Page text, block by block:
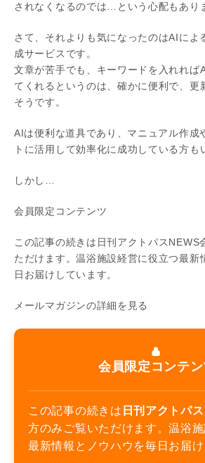
されなくなるのでは…という心配もあり
さて、それよりも気になったのはAIによ
成サービスです。
文章が苦手でも、キーワードを入れれば
てくれるというのは、確かに便利で、更
そうです。
AIは便利な道具であり、マニュアル作成
トに活用して効率化に成功している方も
しかし…
会員限定コンテンツ
この記事の続きは日刊アクトパスNEWS
ただけます。温浴施設経営に役立つ最新
日お届けしています。
メールマガジンの詳細を見る
会員限定コンテン
この記事の続きは 日刊アクトパ
方のみご覧いただけます。温浴
最新情報とノウハウを毎日お届け